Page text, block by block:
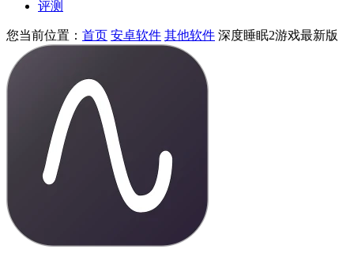
评测
您当前位置： 首页 安卓软件 其他软件 深度睡眠2游戏最新版